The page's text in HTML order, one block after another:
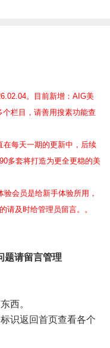
。目前新增：AIG美
个栏目，请善用搜素功能查
在每天一期的更新中，后续
多套将打造为更全更稳的美
会员是给新手体验所用，
请及时给管理员留言。。
题请留言管理
西。
识返回首页查看各个